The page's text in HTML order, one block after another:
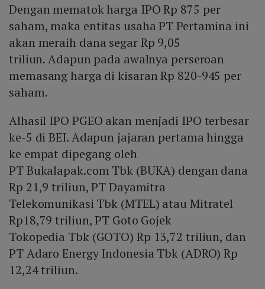
Dengan mematok harga IPO Rp 875 per
saham, maka entitas usaha PT Pertamina ini
akan meraih dana segar Rp 9,05
triliun. Adapun pada awalnya perseroan
memasang harga di kisaran Rp 820-945 per
saham.
Alhasil IPO PGEO akan menjadi IPO terbesar
ke-5 di BEI. Adapun jajaran pertama hingga
ke empat dipegang oleh
PT Bukalapak.com Tbk (BUKA) dengan dana
Rp 21,9 triliun, PT Dayamitra
Telekomunikasi Tbk (MTEL) atau Mitratel
Rp18,79 triliun, PT Goto Gojek
Tokopedia Tbk (GOTO) Rp 13,72 triliun, dan
PT Adaro Energy Indonesia Tbk (ADRO) Rp
12,24 triliun.